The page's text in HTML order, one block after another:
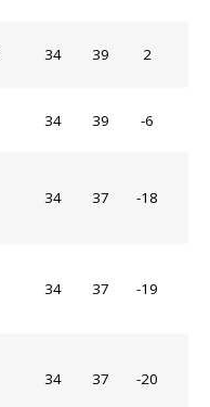
34 39 2
34 39 -6
34 37 -18
34 37 -19
34 37 -20